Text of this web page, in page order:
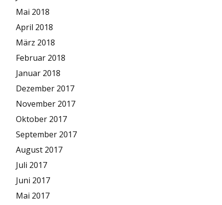
Mai 2018
April 2018
März 2018
Februar 2018
Januar 2018
Dezember 2017
November 2017
Oktober 2017
September 2017
August 2017
Juli 2017
Juni 2017
Mai 2017